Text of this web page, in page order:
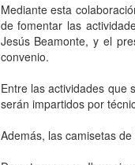
Mediante esta
de fomentar las
Jesús Beamonte, y el
convenio.
Entre las actividades que
serán impartidos por
Además, las camisetas